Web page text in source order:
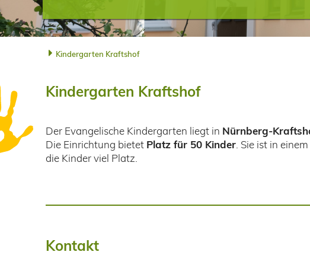
Kindergarten Kraftshof
Kindergarten Kraftshof
Der Evangelische Kindergarten liegt in Nürnberg-
Die Einrichtung bietet Platz für 50 Kinder . Sie ist in
die Kinder viel Platz.
Kontakt